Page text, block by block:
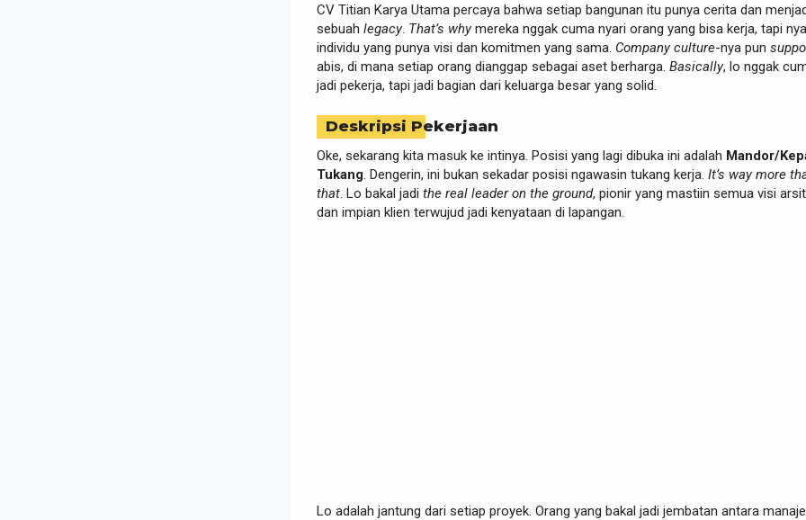
CV Titian Karya Utama percaya bahwa setiap bangunan itu punya cerita dan
sebuah legacy. That’s whymereka nggak cuma nyari orang yang bisa kerja, tapi
individu yang punya visi dan komitmen yang sama. Company culture-nya pun
abis, di mana setiap orang dianggap sebagai aset berharga. Basically, lo nggak
jadi pekerja, tapi jadi bagian dari keluarga besar yang solid.
Deskripsi Pekerjaan
Oke, sekarang kita masuk ke intinya. Posisi yang lagi dibuka ini adalah Mandor/
Tukang. Dengerin, ini bukan sekadar posisi ngawasin tukang kerja. It’s way more
that. Lo bakal jadi the real leader on the ground, pionir yang mastiin semua visi
dan impian klien terwujud jadi kenyataan di lapangan.
Lo adalah jantung dari setiap proyek. Orang yang bakal jadi jembatan antara